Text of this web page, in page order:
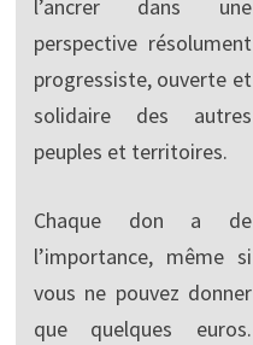
l’ancrer dans une
perspective résolument
progressiste, ouverte et
solidaire des autres
peuples et territoires.
Chaque don a de
l’importance, même si
vous ne pouvez donner
que quelques euros.